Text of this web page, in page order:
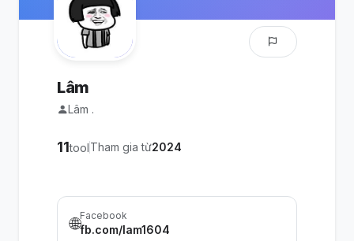
Lâm
Lâm .
11toolTham gia từ2024
🌐Facebook
fb.com/lam1604